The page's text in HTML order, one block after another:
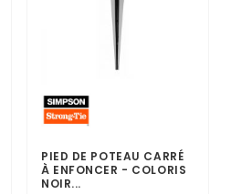
PIED DE POTEAU CARRÉ
À ENFONCER - COLORIS
NOIR...